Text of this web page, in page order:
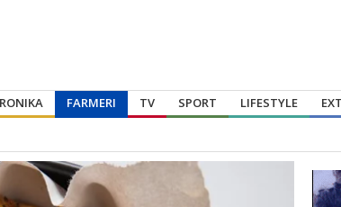
FARMERI TV SPORT LIFESTYLE